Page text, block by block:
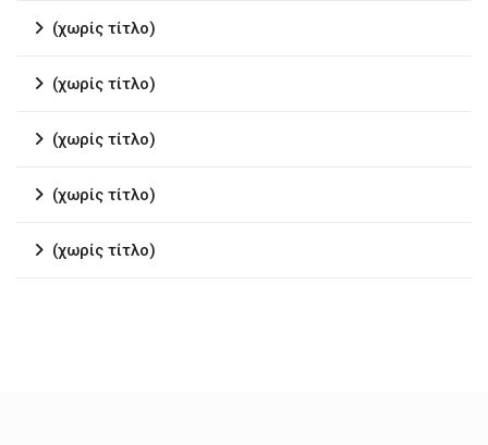
(χωρίς τίτλο)
(χωρίς τίτλο)
(χωρίς τίτλο)
(χωρίς τίτλο)
(χωρίς τίτλο)